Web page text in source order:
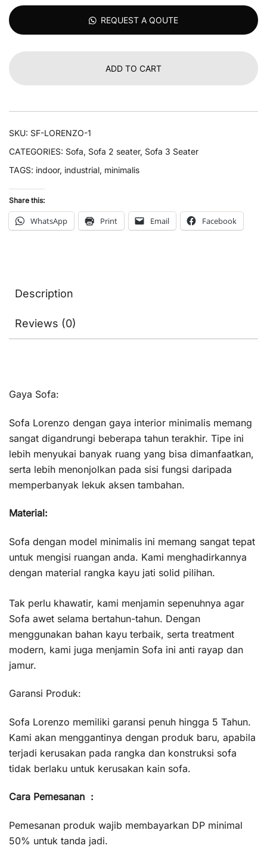
REQUEST A QOUTE
ADD TO CART
SKU: SF-LORENZO-1
CATEGORIES: Sofa, Sofa 2 seater, Sofa 3 Seater
TAGS: indoor, industrial, minimalis
Share this:
WhatsApp Print Email Facebook
Description
Reviews (0)
Gaya Sofa:
Sofa Lorenzo dengan gaya interior minimalis memang
sangat digandrungi beberapa tahun terakhir. Tipe ini
lebih menyukai banyak ruang yang bisa dimanfaatkan,
serta lebih menonjolkan pada sisi fungsi daripada
memperbanyak lekuk aksen tambahan.
Material:
Sofa dengan model minimalis ini memang sangat tepat
untuk mengisi ruangan anda. Kami menghadirkannya
dengan material rangka kayu jati solid pilihan.
Tak perlu khawatir, kami menjamin sepenuhnya agar
Sofa awet selama bertahun-tahun. Dengan
menggunakan bahan kayu terbaik, serta treatment
modern, kami juga menjamin Sofa ini anti rayap dan
jamur.
Garansi Produk:
Sofa Lorenzo memiliki garansi penuh hingga 5 Tahun.
Kami akan menggantinya dengan produk baru, apabila
terjadi kerusakan pada rangka dan konstruksi sofa
tidak berlaku untuk kerusakan kain sofa.
Cara Pemesanan :
Pemesanan produk wajib membayarkan DP minimal
50% untuk tanda jadi.